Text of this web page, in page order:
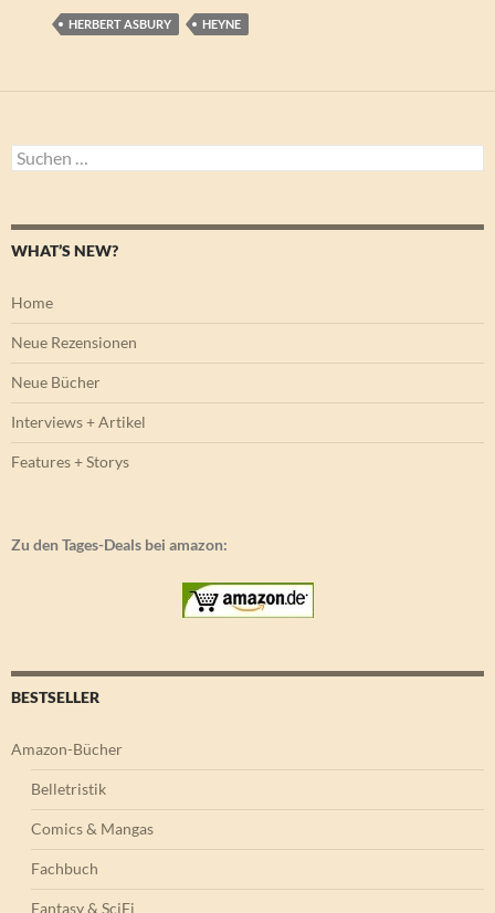
HERBERT ASBURY HEYNE
Suchen
nach:
WHAT’S NEW?
Home
Neue Rezensionen
Neue Bücher
Interviews + Artikel
Features + Storys
Zu den Tages-Deals bei amazon:
BESTSELLER
Amazon-Bücher
Belletristik
Comics & Mangas
Fachbuch
Fantasy & SciFi